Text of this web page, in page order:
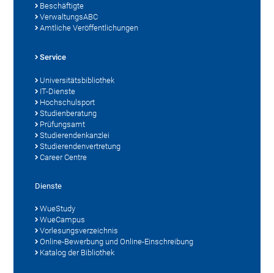
Beschäftigte
VerwaltungsABC
Amtliche Veröffentlichungen
Service
Universitätsbibliothek
IT-Dienste
Hochschulsport
Studienberatung
Prüfungsamt
Studierendenkanzlei
Studierendenvertretung
Career Centre
Dienste
WueStudy
WueCampus
Vorlesungsverzeichnis
Online-Bewerbung und Online-Einschreibung
Katalog der Bibliothek